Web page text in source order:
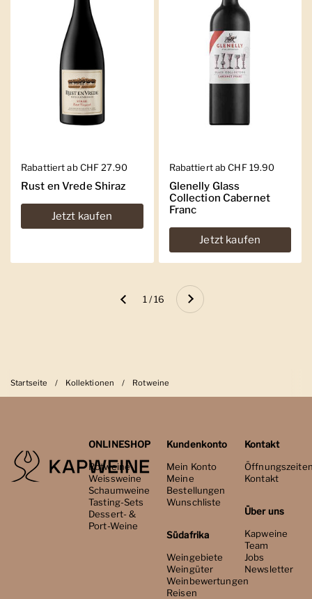
Regulärer Preis
Rabattiert ab CHF 27.90
Rust en Vrede Shiraz
Jetzt kaufen
Regulärer Preis
Rabattiert ab CHF 19.90
Glenelly Glass
Collection Cabernet
Franc
Jetzt kaufen
Zurück 1 / 16 Weiter
Startseite / Kollektionen / Rotweine
ONLINESHOP
Rotweine
Weissweine
Schaumweine
Tasting-Sets
Dessert- &
Port-Weine
Kundenkonto
Mein Konto
Meine
Bestellungen
Wunschliste
Südafrika
Weingebiete
Weingüter
Weinbewertungen
Reisen
Kontakt
Kontakt
Über uns
Kapweine
Team
Jobs
Newsletter